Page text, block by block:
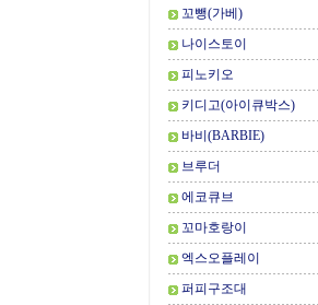
꼬뺑(가베)
나이스토이
피노키오
키디고(아이큐박스)
바비(BARBIE)
브루더
에코큐브
꼬마호랑이
엑스오플레이
퍼피구조대